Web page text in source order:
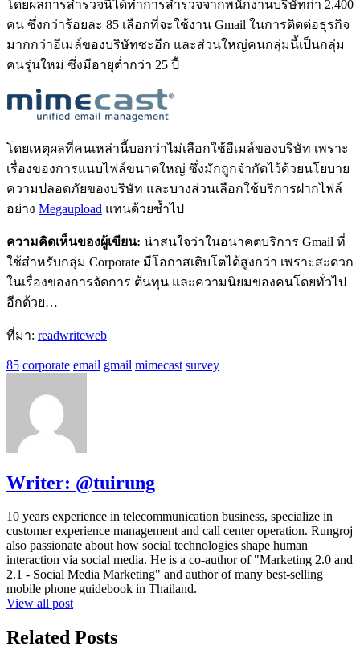
โดยผลการสำรวจนี้ได้ทำการสำรวจจากพนักงานบริษัทก่า 2,400
คน ซึ่งกว่าร้อยละ 85 เลือกที่จะใช้งาน Gmail ในการติดต่อธุรกิจ
มากกว่าอีเมล์ของบริษัทซะอีก และส่วนใหญ่คนกลุ่มนี้เป็นกลุ่ม
คนรุ่นใหม่ ซึ่งมีอายุต่ำกว่า 25 ปีั
โดยเหตุผลที่คนเหล่านี้บอกว่าไม่เลือกใช้อีเมล์ของบริษัท เพราะ
เรื่องของการแนบไฟล์ขนาดใหญ่ ซึ่งมักถูกจำกัดไว้ด้วยนโยบาย
ความปลอดภัยของบริษัท และบางส่วนเลือกใช้บริการฝากไฟล์
อย่าง Megaupload แทนด้วยซ้ำไป
ความคิดเห็นของผู้เขียน: น่าสนใจว่าในอนาคตบริการ Gmail ที่
ใช้สำหรับกลุ่ม Corporate มีโอกาสเติบโตได้สูงกว่า เพราะสะดวก
ในเรื่องของการจัดการ ต้นทุน และความนิยมของคนโดยทั่วไป
อีกด้วย…
ที่มา: readwriteweb
85 corporate email gmail mimecast survey
Writer: @tuirung
10 years experience in telecommunication business, specialize in
customer experience management and call center operation. Rungroj
also passionate about how social technologies shape human
interaction via social media. He is a co-author of "Marketing 2.0 and
2.1 - Social Media Marketing" and author of many best-selling
mobile phone guidebook in Thailand.
View all post
Related Posts